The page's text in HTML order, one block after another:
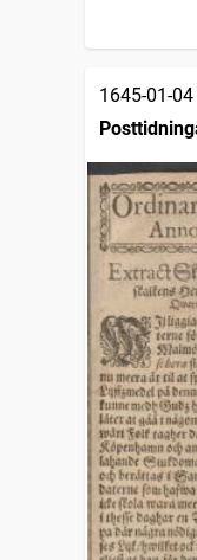
1645-01-04